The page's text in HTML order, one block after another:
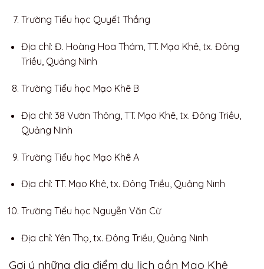
Trường Tiểu học Quyết Thắng
Địa chỉ: Đ. Hoàng Hoa Thám, TT. Mạo Khê, tx. Đông
Triều, Quảng Ninh
Trường Tiểu học Mạo Khê B
Địa chỉ: 38 Vườn Thông, TT. Mạo Khê, tx. Đông Triều,
Quảng Ninh
Trường Tiểu học Mạo Khê A
Địa chỉ: TT. Mạo Khê, tx. Đông Triều, Quảng Ninh
Trường Tiểu học Nguyễn Văn Cừ
Địa chỉ: Yên Thọ, tx. Đông Triều, Quảng Ninh
Gợi ý những địa điểm du lịch gần Mạo Khê